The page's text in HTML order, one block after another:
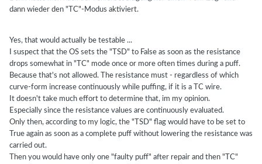
dann wieder den "TC"-Modus aktiviert.
Yes, that would actually be testable ...
I suspect that the OS sets the "TSD" to False as soon as the resistance
drops somewhat in "TC" mode once or more often times during a puff.
Because that's not allowed.
The resistance must - regardless of which
curve-form increase continuously while puffing, if it is a TC wire.
It doesn't take much effort to determine that, im my opinion.
Especially since the resistance values are continuously evaluated.
Only then, according to my logic, the "TSD" flag would have to be set to
True again as soon as a complete puff without lowering the resistance was
carried out.
Then you would have only one "faulty puff" after repair and then "TC"